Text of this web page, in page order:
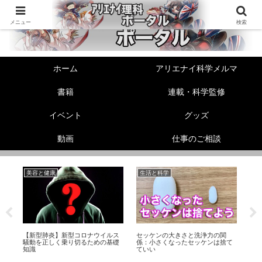
ホーム アリエナイ科学メルマ
書籍 連載・科学監修
イベント グッズ
動画 仕事のご相談
美容と健康
【新型肺炎】新型コロナウイルス
騒動を正しく乗り切るための基礎
知識
生活と科学
セッケンの大きさと洗浄力の関
係：小さくなったセッケンは捨て
ていい
メニュー 検索